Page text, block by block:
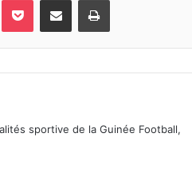
sportive de la Guinée Football,